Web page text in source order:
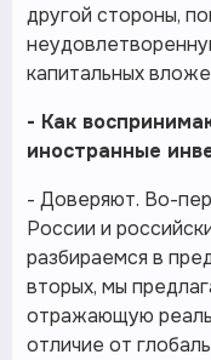
другой стороны,
капитальных
- Как
иностранные
- Доверяют. Во-
России и
разбираемся в
вторых, мы
отражающую
отличие от